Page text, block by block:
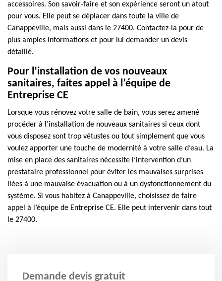
accessoires. Son savoir-faire et son expérience seront un atout
pour vous. Elle peut se déplacer dans toute la ville de
Canappeville, mais aussi dans le 27400. Contactez-la pour de
plus amples informations et pour lui demander un devis
détaillé.
Pour l’installation de vos nouveaux
sanitaires, faites appel à l’équipe de
Entreprise CE
Lorsque vous rénovez votre salle de bain, vous serez amené
procéder à l’installation de nouveaux sanitaires si ceux dont
vous disposez sont trop vétustes ou tout simplement que vous
voulez apporter une touche de modernité à votre salle d’eau. La
mise en place des sanitaires nécessite l’intervention d’un
prestataire professionnel pour éviter les mauvaises surprises
liées à une mauvaise évacuation ou à un dysfonctionnement du
système. Si vous habitez à Canappeville, choisissez de faire
appel à l’équipe de Entreprise CE. Elle peut intervenir dans tout
le 27400.
Demande devis gratuit